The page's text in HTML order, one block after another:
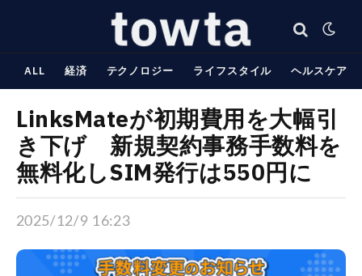
ALL 経済 テクノロジー ライフスタイル ヘルスケア
LinksMateが初期費用を大幅引
き下げ 新規契約事務手数料を
無料化しSIM発行は550円に
2025/12/9 16:23